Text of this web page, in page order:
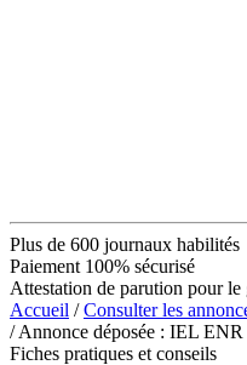
Plus de 600 journaux habilités
Paiement 100% sécurisé
Attestation de parution pour
Accueil /Consulter les
/ Annonce déposée : IEL ENR
Fiches pratiques et conseils